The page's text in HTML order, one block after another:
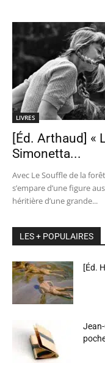
LIVRES
[Éd. Arthaud] «
Simonetta...
Avec Le Souffle de la
s’empare d’une figure
héritière d’une grande...
LES + POPULAIRES
[Éd.